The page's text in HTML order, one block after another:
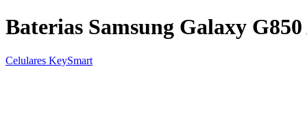
Baterias Samsung Galaxy
Celulares KeySmart